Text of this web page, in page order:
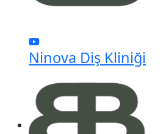
Ninova Diş Kliniği